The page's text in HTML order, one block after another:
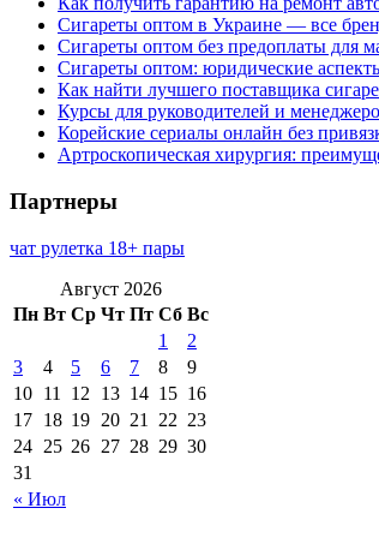
Сигареты оптом в Украине — все
Сигареты оптом без предоплаты для
Сигареты оптом: юридические
Как найти лучшего поставщика
Курсы для руководителей и
Корейские сериалы онлайн без
Артроскопическая хирургия:
Партнеры
чат рулетка 18+ пары
Август 2026
Пн Вт Ср Чт Пт Сб Вс
« Июл
1
2
3
4 5 6 7 8
9
10 11 12 13 14 15 16
17 18 19 20 21 22 23
24 25 26 27 28 29 30
31